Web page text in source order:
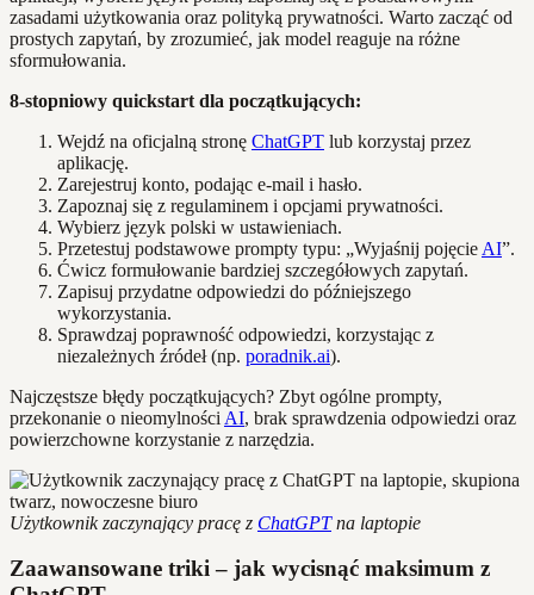
zasadami użytkowania oraz polityką prywatności. Warto zacząć od
prostych zapytań, by zrozumieć, jak model reaguje na różne
sformułowania.
8-stopniowy quickstart dla początkujących:
Wejdź na oficjalną stronę ChatGPT lub korzystaj przez
aplikację.
Zarejestruj konto, podając e-mail i hasło.
Zapoznaj się z regulaminem i opcjami prywatności.
Wybierz język polski w ustawieniach.
Przetestuj podstawowe prompty typu: „Wyjaśnij pojęcie AI”.
Ćwicz formułowanie bardziej szczegółowych zapytań.
Zapisuj przydatne odpowiedzi do późniejszego
wykorzystania.
Sprawdzaj poprawność odpowiedzi, korzystając z
niezależnych źródeł (np. poradnik.ai).
Najczęstsze błędy początkujących? Zbyt ogólne prompty,
przekonanie o nieomylności AI, brak sprawdzenia odpowiedzi oraz
powierzchowne korzystanie z narzędzia.
Użytkownik zaczynający pracę z ChatGPTna laptopie
Zaawansowane triki – jak wycisnąć maksimum z